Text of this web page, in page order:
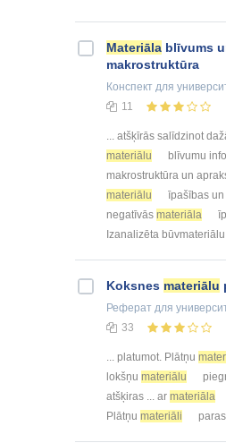
Materiāla blīvums
makrostruktūra
Конспект для
11
... atšķīrās salīdzinot
materiālu
blīvumu
makrostruktūra un
materiālu
īpašības un
negatīvās materiāla
Izanalizēta būvmateriālu
Koksnes materiālu
Реферат для
33
... platumot. Plātņu
lokšņu materiālu
atšķiras ... ar materiāla
Plātņu materiāli